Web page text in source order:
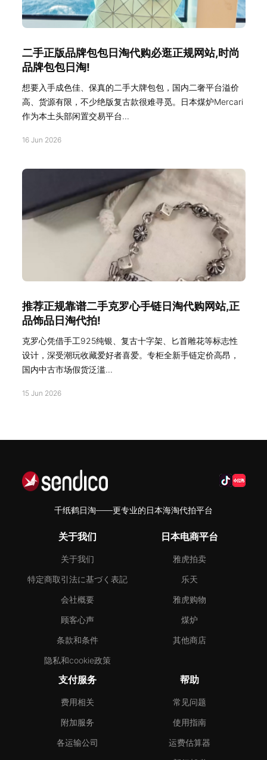
二手正版品牌包包日淘代购必逛正规网站,时尚
品牌包包日淘!
想要入手成色佳、保真的二手大牌包包，国内二奢平台溢价
高、货源有限，不少绝版复古款很难寻觅。日本煤炉Mercari
作为本土头部闲置交易平台...
16 Jun 2026
推荐正规靠谱二手克罗心手链日淘代购网站,正
品饰品日淘代拍!
克罗心凭借手工925纯银、复古十字架、匕首雕花等标志性
设计，深受潮玩收藏爱好者喜爱。专柜全新手链定价高昂，
国内中古市场假货泛滥...
15 Jun 2026
千纸鹤日淘——更专业的日本海淘代拍平台
关于我们
关于我们
特定商取引法に基づく表記
会社概要
顾客心声
条款和条件
隐私和cookie政策
日本电商平台
雅虎拍卖
乐天
雅虎购物
煤炉
其他商店
支付服务
费用相关
附加服务
各运输公司
帮助
常见问题
使用指南
运费估算器